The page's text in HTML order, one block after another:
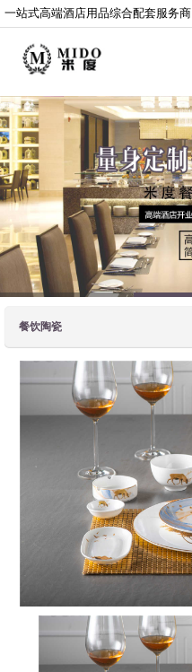
一站式高端酒店用品综合配套服务商
餐饮陶瓷